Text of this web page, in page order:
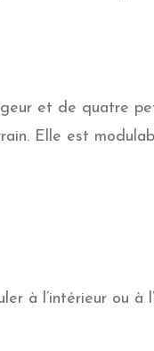
et de quatre
Elle est
à l’intérieur ou à